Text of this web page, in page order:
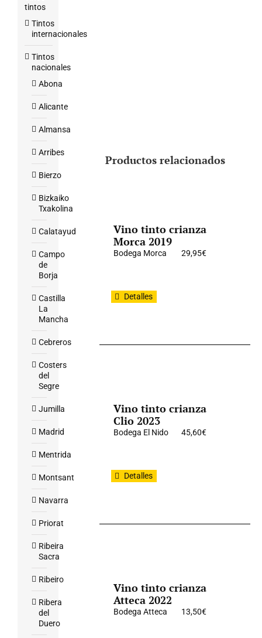
Productos relacionados
Vino tinto crianza
Morca 2019
Bodega Morca 29,95€
Detalles
Vino tinto crianza
Clio 2023
Bodega El Nido 45,60€
Detalles
Vino tinto crianza
Atteca 2022
Bodega Atteca 13,50€
tintos
Tintos
internacionales
Tintos
nacionales
Abona
Alicante
Almansa
Arribes
Bierzo
Bizkaiko
Txakolina
Calatayud
Campo
de
Borja
Castilla
La
Mancha
Cebreros
Costers
del
Segre
Jumilla
Madrid
Mentrida
Montsant
Navarra
Priorat
Ribeira
Sacra
Ribeiro
Ribera
del
Duero